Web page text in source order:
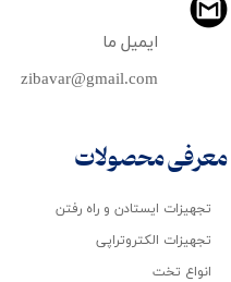
zibavar@gmail.com
ایمیل ما
تجهیزات ایستادن و راه رفتن
تجهیزات الکتروتراپی
انواع تخت
معرفی محصولات